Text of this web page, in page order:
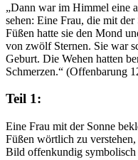
„Dann war im Himmel eine
sehen: Eine Frau, die mit
Füßen hatte sie den Mond
von zwölf Sternen. Sie war
Geburt. Die Wehen hatten
Schmerzen.“ (Offenbarung
Teil 1:
Eine Frau mit der Sonne
Füßen wörtlich zu
Bild offenkundig symbolisch